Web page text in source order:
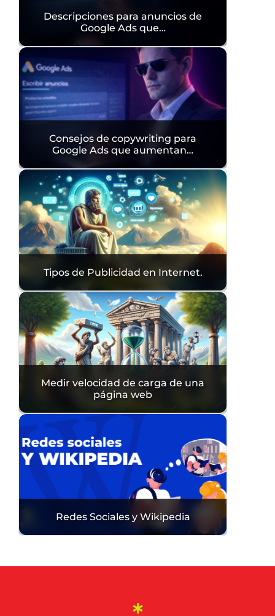
Descripciones para anuncios de
Google Ads que…
Consejos de copywriting para
Google Ads que aumentan…
Tipos de Publicidad en Internet.
Medir velocidad de carga de una
página web
Redes Sociales y Wikipedia